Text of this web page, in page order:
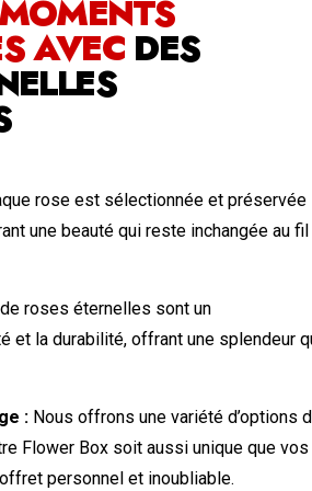
AVEC DES
rose est sélectionnée et préservée
une beauté qui reste inchangée au fil
roses éternelles sont un
et la durabilité, offrant une splendeur
: Nous offrons une variété d’options
Flower Box soit aussi unique que vos
personnel et inoubliable.